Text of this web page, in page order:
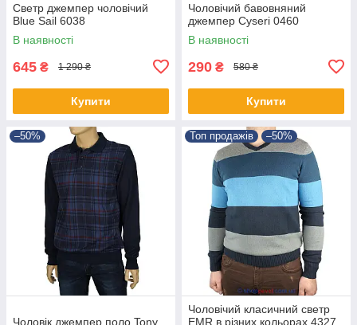
Светр джемпер чоловічий
Blue Sail 6038
В наявності
645 ₴ 1 290 ₴
Купити
Чоловічий бавовняний
джемпер Cyseri 0460
В наявності
290 ₴ 580 ₴
Купити
–50%
Чоловік джемпер поло Tony
Топ продажів –50%
Чоловічий класичний светр
EMR в різних кольорах 4327